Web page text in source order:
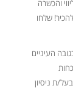
והכשרה
שלחו
העיניים
ת ניסיון